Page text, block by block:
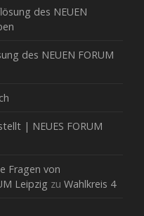
des NEUEN
des NEUEN FORUM
| NEUES FORUM
Fragen von
Leipzig zu Wahlkreis 4